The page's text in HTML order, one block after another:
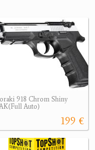
918 Chrom Shiny
Auto)
199 €